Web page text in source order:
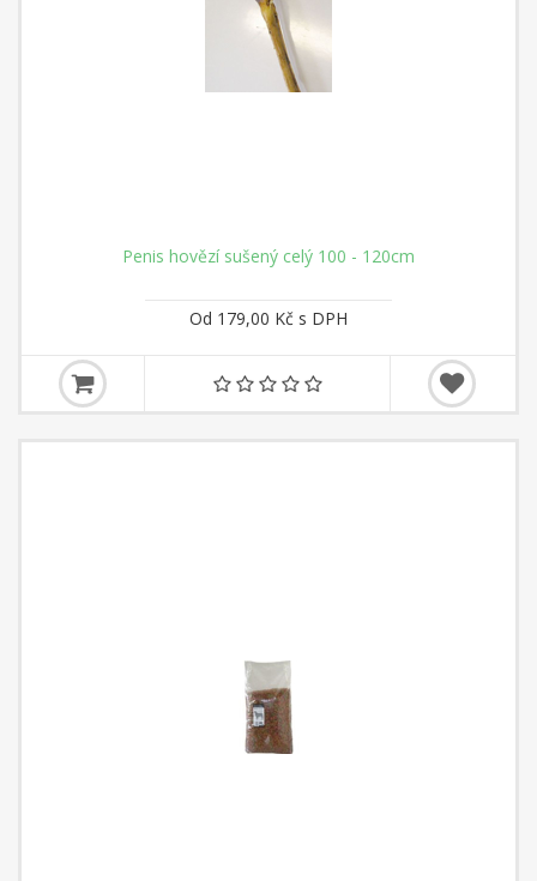
Penis hovězí sušený celý 100 - 120cm
Od 179,00 Kč s DPH